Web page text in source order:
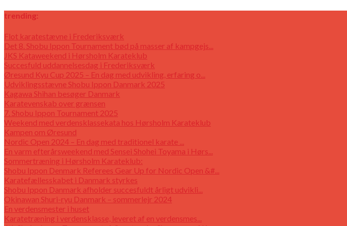
trending:
Flot karatestævne i Frederiksværk
Det 8. Shobu Ippon Tournament bød på masser af kampgejs...
JKS Kataweekend i Hørsholm Karateklub
Succesfuld uddannelsesdag i Frederiksværk
Øresund Kyu Cup 2025 – En dag med udvikling, erfaring o...
Udviklingsstævne Shobu Ippon Danmark 2025
Kagawa Shihan besøger Danmark
Karatevenskab over grænsen
7. Shobu Ippon Tournament 2025
Weekend med verdensklassekata hos Hørsholm Karateklub
Kampen om Øresund
Nordic Open 2024 – En dag med traditionel karate ...
En varm efterårsweekend med Sensei Shohei Toyama i Hørs...
Sommertræning i Hørsholm Karateklub:
Shobu Ippon Denmark Referees Gear Up for Nordic Open &#...
Karatefællesskabet i Danmark styrkes
Shobu Ippon Danmark afholder succesfuldt årligt udvikli...
Okinawan Shuri-ryu Danmark – sommerlejr 2024
En verdensmester i huset
Karatetræning i verdensklasse, leveret af en verdensmes...